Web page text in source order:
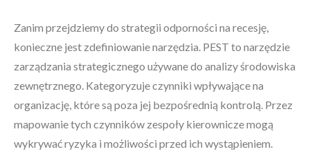
Zanim przejdziemy do strategii odporności na recesję,
konieczne jest zdefiniowanie narzędzia. PEST to narzędzie
zarządzania strategicznego używane do analizy środowiska
zewnętrznego. Kategoryzuje czynniki wpływające na
organizację, które są poza jej bezpośrednią kontrolą. Przez
mapowanie tych czynników zespoły kierownicze mogą
wykrywać ryzyka i możliwości przed ich wystąpieniem.